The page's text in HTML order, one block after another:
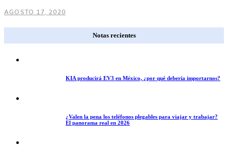
AGOSTO 17, 2020
Notas recientes
KIA producirá EV3 en México, ¿por qué debería importarnos?
¿Valen la pena los teléfonos plegables para viajar y trabajar?
El panorama real en 2026